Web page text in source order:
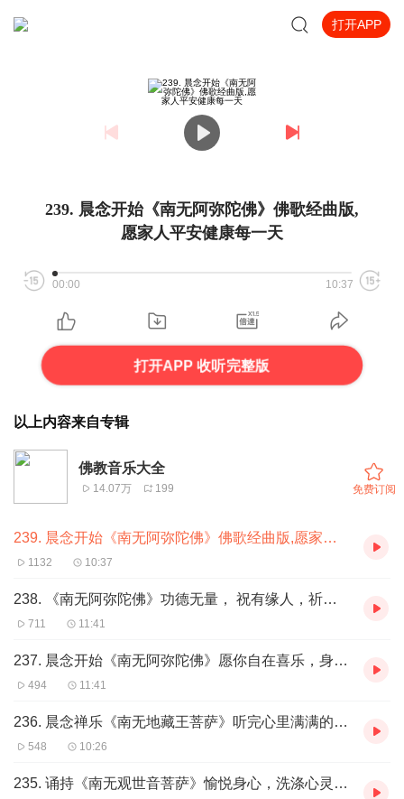
打开APP
239. 晨念开始《南无阿弥陀佛》佛歌经曲版,
愿家人平安健康每一天
00:00 10:37
打开APP 收听完整版
以上内容来自专辑
佛教音乐大全
14.07万 199 免费订阅
239. 晨念开始《南无阿弥陀佛》佛歌经曲版,愿家人平安健康每一天
1132 10:37
238. 《南无阿弥陀佛》功德无量， 祝有缘人，祈愿听者诸愿皆满幸福
711 11:41
237. 晨念开始《南无阿弥陀佛》愿你自在喜乐，身体安康，事事顺意！
494 11:41
236. 晨念禅乐《南无地藏王菩萨》听完心里满满的正能量，烦恼尽除！
548 10:26
235. 诵持《南无观世音菩萨》愉悦身心，洗涤心灵，愿福报和智慧无量增